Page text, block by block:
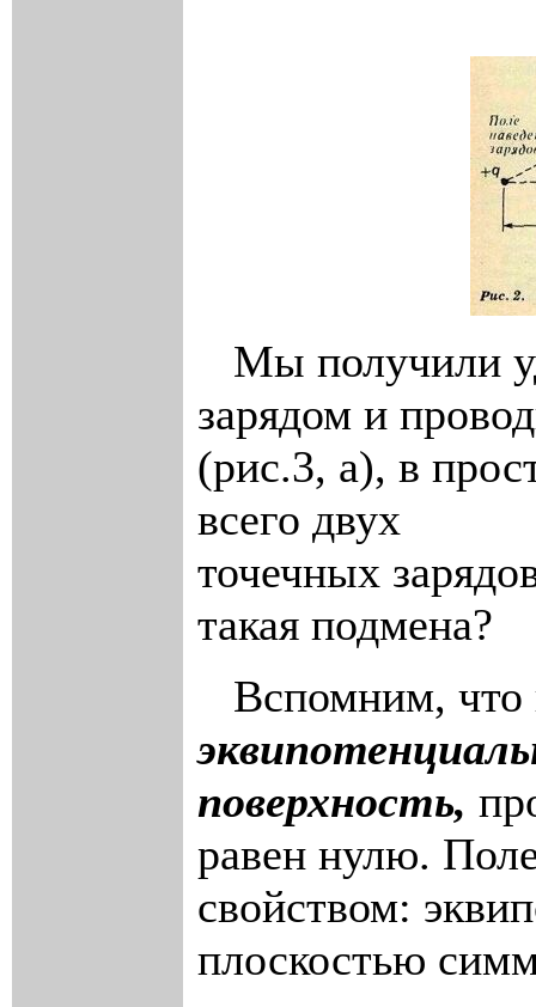
Мы получили
зарядом и
(рис.3, а), в
всего двух
точечных
такая подмена?
Вспомним, что
поверхность,
равен нулю.
свойством:
плоскостью